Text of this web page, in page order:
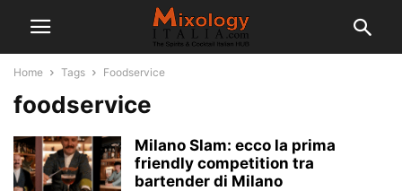
Home Tags Foodservice
foodservice
Milano Slam: ecco la prima
friendly competition tra
bartender di Milano